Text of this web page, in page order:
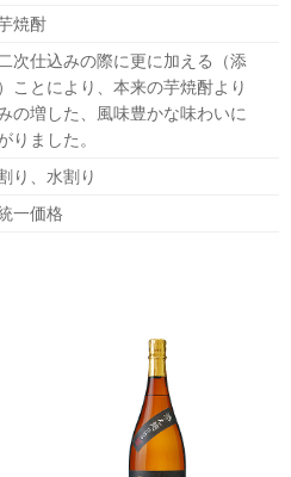
焼酎
次仕込みの際に更に加える（添
ことにより、本来の芋焼酎より
の増した、風味豊かな味わいに
りました。
り、水割り
一価格